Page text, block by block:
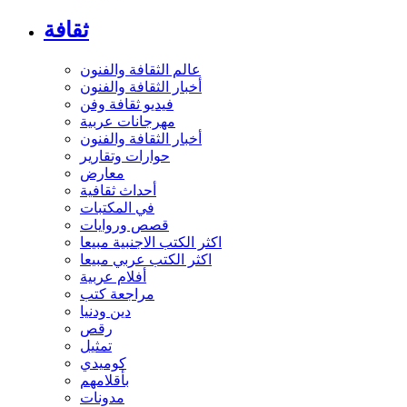
ثقافة
عالم الثقافة والفنون
أخبار الثقافة والفنون
فيديو ثقافة وفن
مهرجانات عربية
أخبار الثقافة والفنون
حوارات وتقارير
معارض
أحداث ثقافية
في المكتبات
قصص وروايات
اكثر الكتب الاجنبية مبيعا
اكثر الكتب عربي مبيعا
أفلام عربية
مراجعة كتب
دين ودنيا
رقص
تمثيل
كوميدي
بأقلامهم
مدونات